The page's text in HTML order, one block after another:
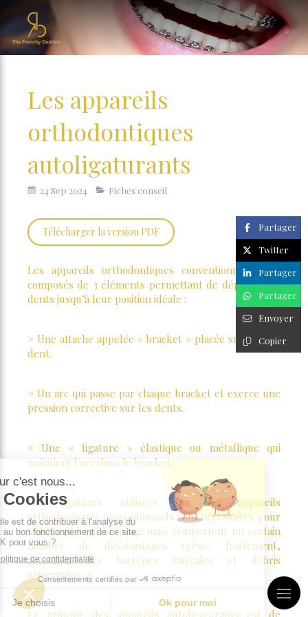
Les appareils
orthodontiques
autoligaturants
24 Sep 2024 Fiches conseil
Télécharger la version PDF
Les appareils orthodontiques conventionnels sont
composés de 3 éléments permettant de déplacer les
dents jusqu’à leur position idéale :
> Une attache appelée « bracket » placée sur chaque
dent.
> Un arc qui passe par chaque bracket et exerce une
pression corrective sur les dents.
> Une « ligature » élastique ou métallique qui
maintient l’arc dans le bracket.
Les ligatures utilisées sur les appareils
orthodontiques conventionnels sont nécessaires pour
maintenir le fil en place mais comportent un certain
nombre de désavantages (gêne, frottement,
rétention des bactéries buccales et débris
alimentaire…).
Le principe des appareils autoligaturants est de
Partager
Twitter
Partager
Partager
Envoyer
Copier